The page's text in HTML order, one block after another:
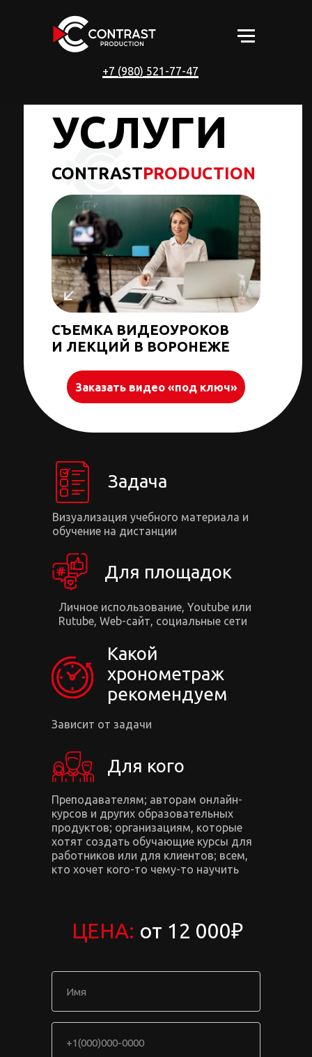
+7 (980) 521-77-47
УСЛУГИ
СЪЕМКА ВИДЕОУРОКОВ
И ЛЕКЦИЙ В ВОРОНЕЖЕ
CONTRASTPRODUCTION
Заказать видео «под ключ»
Визуализация учебного материала и
обучение на дистанции
Задача
Личное использование, Youtube или
Rutube, Web-сайт, социальные сети
Для площадок
Преподавателям; авторам онлайн-
курсов и других образовательных
продуктов; организациям, которые
хотят создать обучающие курсы для
работников или для клиентов; всем,
кто хочет кого-то чему-то научить
Для кого
Зависит от задачи
Какой
хронометраж
рекомендуем
ЦЕНА: от 12 000₽